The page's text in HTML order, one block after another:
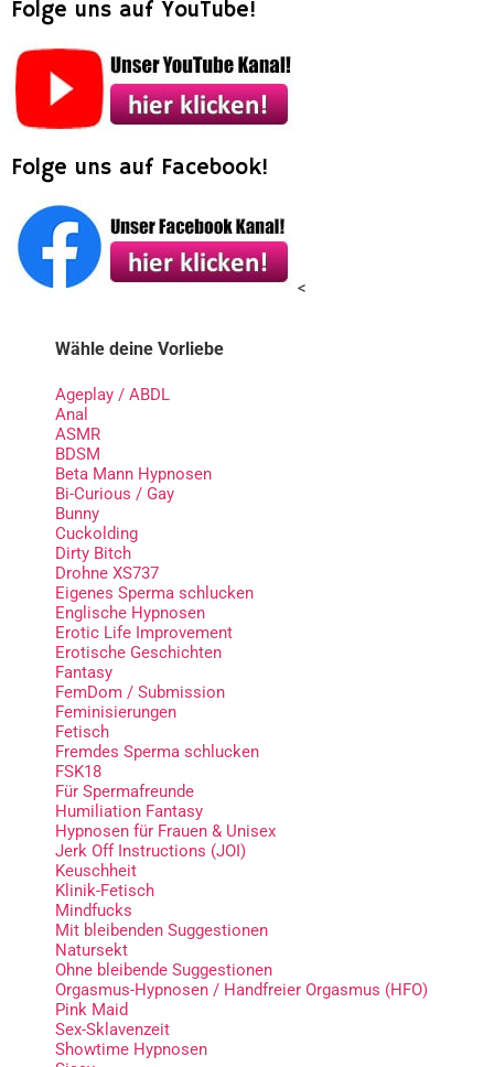
Folge uns auf YouTube!
Folge uns auf Facebook!
<
Wähle deine Vorliebe
Ageplay / ABDL
Anal
ASMR
BDSM
Beta Mann Hypnosen
Bi-Curious / Gay
Bunny
Cuckolding
Dirty Bitch
Drohne XS737
Eigenes Sperma schlucken
Englische Hypnosen
Erotic Life Improvement
Erotische Geschichten
Fantasy
FemDom / Submission
Feminisierungen
Fetisch
Fremdes Sperma schlucken
FSK18
Für Spermafreunde
Humiliation Fantasy
Hypnosen für Frauen & Unisex
Jerk Off Instructions (JOI)
Keuschheit
Klinik-Fetisch
Mindfucks
Mit bleibenden Suggestionen
Natursekt
Ohne bleibende Suggestionen
Orgasmus-Hypnosen / Handfreier Orgasmus (HFO)
Pink Maid
Sex-Sklavenzeit
Showtime Hypnosen